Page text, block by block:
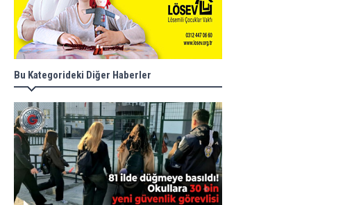
Bu Kategorideki Diğer Haberler